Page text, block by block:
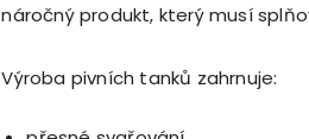
náročný produkt, který musí
Výroba pivních tanků zahrnuje: